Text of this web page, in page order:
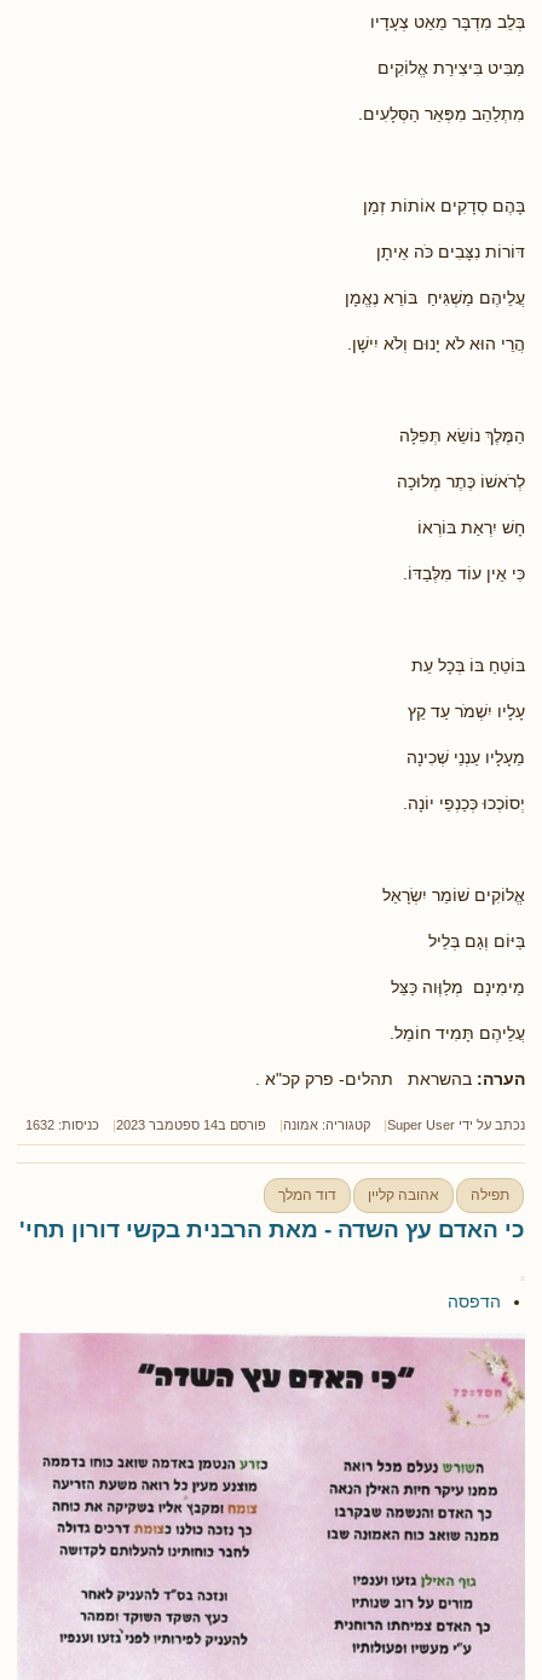
בְּלֵב מִדְבָּר מֵאֵט צְעָדָיו
מַבִּיט בִּיצִירַת אֱלוֹקִים
מִתְלַהֵב מִפְּאֵר הַסְּלָעִים.
בָּהֶם סְדָקִים אוֹתוֹת זְמַן
דּוֹרוֹת נִצָּבִים כֹּה אֵיתָן
עֲלֵיהֶם מַשְׁגִּיחַ בּוֹרֵא נֶאֱמָן
הֲרֵי הוּא לֹא יָנוּם וְלֹא יִישָׁן.
הַמֶּלֶךְ נוֹשֵׂא תְּפִלָּה
לְרֹאשׁוֹ כֶּתֶר מְלוּכָה
חָשׁ יִרְאַת בּוֹרְאוֹ
כִּי אֵין עוֹד מִלְּבַדּוֹ.
בּוֹטֵחַ בּוֹ בְּכָל עֵת
עָלָיו יִשְׁמֹר עַד קֵץ
מֵעָלָיו עַנְנֵי שְׁכִינָה
יְסוֹכְכוּ כְּכַנְפֵי יוֹנָה.
אֱלוֹקִים שׁוֹמֵר יִשְׂרָאֵל
בַּיּוֹם וְגַם בְּלֵיל
מֵימִינָם מְלַוֶּוה כַּצֵּל
עֲלֵיהֶם תָּמִיד חוֹמֵל.
הערה: בהשראת תהלים- פרק קכ"א .
נכתב על ידי Super User קטגוריה: אמונה פורסם ב14 ספטמבר 2023 כניסות: 1632
תפילה אהובה קליין דוד המלך
כי האדם עץ השדה - מאת הרבנית בקשי דורון תחי'
הדפסה